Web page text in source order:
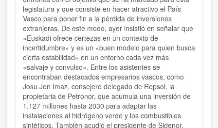
legislatura y que consiste en hacer atractivo el País
Vasco para poner fin a la pérdida de inversiones
extranjeras. De este modo, ayer insistió en señalar que
«Euskadi ofrece certezas en un contexto de
incertidumbre» y es un «buen modelo para quien busca
cierta estabilidad» en un entorno cada vez más
«salvaje y convulso». Entre los asistentes se
encontraban destacados empresarios vascos, como
Josu Jon Imaz, consejero delegado de Repsol, la
propietaria de Petronor, que acumula una inversión de
1.127 millones hasta 2030 para adaptar las
instalaciones al hidrógeno verde y los combustibles
sintéticos. También acudió el presidente de Sidenor,